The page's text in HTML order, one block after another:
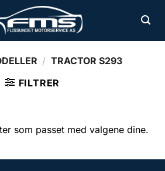
/ TRACTOR S293
FILTRER
som passet med valgene dine.